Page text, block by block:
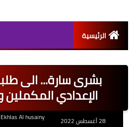
الرئيسية
اخبار
اخبار
بشرى سارة... الى
الإعدادي المكملين
28 أغسطس 2022
Ekhlas Al husainy